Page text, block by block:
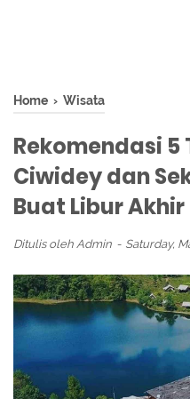
Home › Wisata
Rekomendasi
Ciwidey dan
Buat Libur Akhir
Ditulis oleh Admin Saturday,